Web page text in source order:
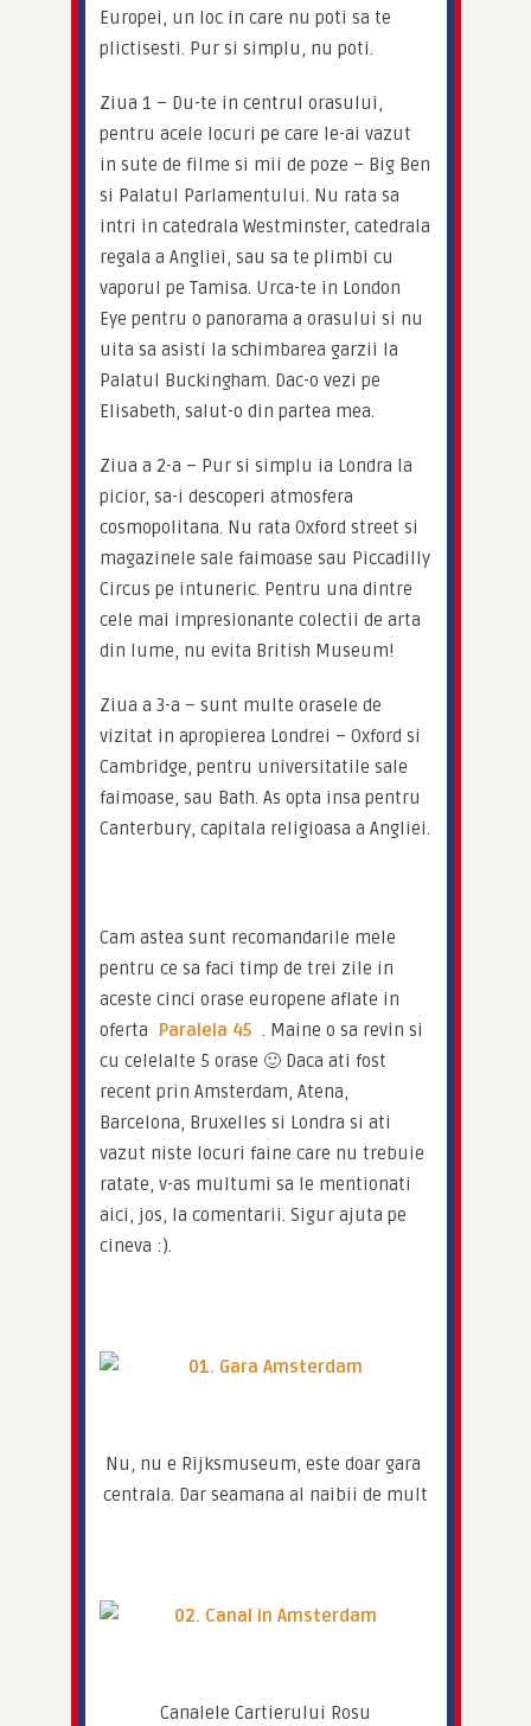
Europei, un loc in care nu poti sa te
plictisesti. Pur si simplu, nu poti.
Ziua 1 – Du-te in centrul orasului,
pentru acele locuri pe care le-ai vazut
in sute de filme si mii de poze – Big Ben
si Palatul Parlamentului. Nu rata sa
intri in catedrala Westminster, catedrala
regala a Angliei, sau sa te plimbi cu
vaporul pe Tamisa. Urca-te in London
Eye pentru o panorama a orasului si nu
uita sa asisti la schimbarea garzii la
Palatul Buckingham. Dac-o vezi pe
Elisabeth, salut-o din partea mea.
Ziua a 2-a – Pur si simplu ia Londra la
picior, sa-i descoperi atmosfera
cosmopolitana. Nu rata Oxford street si
magazinele sale faimoase sau Piccadilly
Circus pe intuneric. Pentru una dintre
cele mai impresionante colectii de arta
din lume, nu evita British Museum!
Ziua a 3-a – sunt multe orasele de
vizitat in apropierea Londrei – Oxford si
Cambridge, pentru universitatile sale
faimoase, sau Bath. As opta insa pentru
Canterbury, capitala religioasa a Angliei.
Cam astea sunt recomandarile mele
pentru ce sa faci timp de trei zile in
aceste cinci orase europene aflate in
oferta
Paralela 45 . Maine o sa revin si
cu celelalte 5 orase 🙂 Daca ati fost
recent prin Amsterdam, Atena,
Barcelona, Bruxelles si Londra si ati
vazut niste locuri faine care nu trebuie
ratate, v-as multumi sa le mentionati
aici, jos, la comentarii. Sigur ajuta pe
cineva :).
Nu, nu e Rijksmuseum, este doar gara
centrala. Dar seamana al naibii de mult
Canalele Cartierului Rosu